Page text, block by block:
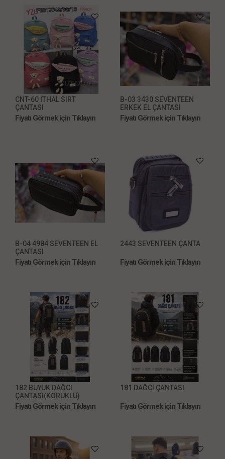
CNT-60 İTHAL SIRT
ÇANTASI
Fiyatı Görmek için Tıklayın
B-03 3430 SEVENTEEN
ERKEK EL ÇANTASI
Fiyatı Görmek için Tıklayın
B-04 4984 SEVENTEEN EL
ÇANTASI
Fiyatı Görmek için Tıklayın
2443 SEVENTEEN ÇANTA
Fiyatı Görmek için Tıklayın
182 BÜYÜK DAĞCI
ÇANTASI(KÖRÜKLÜ)
Fiyatı Görmek için Tıklayın
181 DAĞCI ÇANTASI
Fiyatı Görmek için Tıklayın